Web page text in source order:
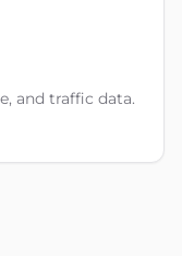
and traffic data.